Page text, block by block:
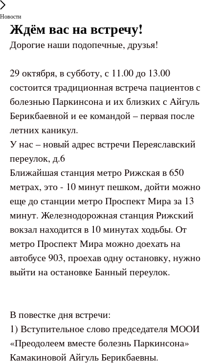
Новости
Ждём вас на встречу!
Дорогие наши подопечные, друзья!
29 октября, в субботу, с 11.00 до 13.00
состоится традиционная встреча пациентов с
болезнью Паркинсона и их близких с Айгуль
Берикбаевной и ее командой – первая после
летних каникул.
У нас – новый адрес встречи Переяславский
переулок, д.6
Ближайшая станция метро Рижская в 650
метрах, это - 10 минут пешком, дойти можно
еще до станции метро Проспект Мира за 13
минут. Железнодорожная станция Рижский
вокзал находится в 10 минутах ходьбы. От
метро Проспект Мира можно доехать на
автобусе 903, проехав одну остановку, нужно
выйти на остановке Банный переулок.
В повестке дня встречи:
1) Вступительное слово председателя МООИ
«Преодолеем вместе болезнь Паркинсона»
Камакиновой Айгуль Берикбаевны.